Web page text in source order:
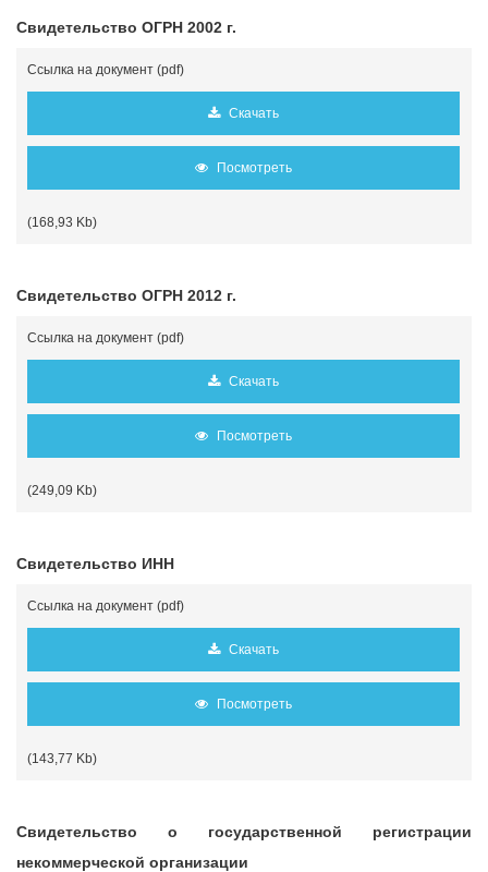
Свидетельство ОГРН 2002 г.
Ссылка на документ (pdf)
Скачать
Посмотреть
(168,93 Kb)
Свидетельство ОГРН 2012 г.
Ссылка на документ (pdf)
Скачать
Посмотреть
(249,09 Kb)
Свидетельство ИНН
Ссылка на документ (pdf)
Скачать
Посмотреть
(143,77 Kb)
Свидетельство о государственной регистрации
некоммерческой организации